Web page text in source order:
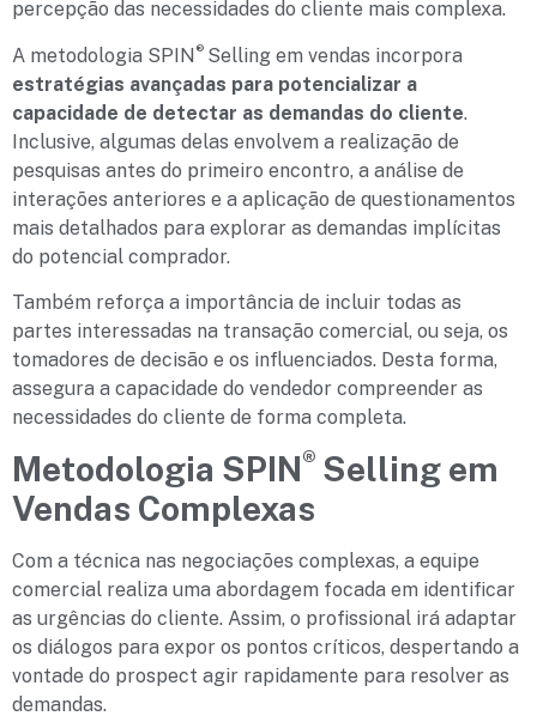
percepção das necessidades do cliente mais complexa.
A metodologia SPIN® Selling em vendas incorpora
estratégias avançadas para potencializar a
capacidade de detectar as demandas do cliente.
Inclusive, algumas delas envolvem a realização de
pesquisas antes do primeiro encontro, a análise de
interações anteriores e a aplicação de questionamentos
mais detalhados para explorar as demandas implícitas
do potencial comprador.
Também reforça a importância de incluir todas as
partes interessadas na transação comercial, ou seja, os
tomadores de decisão e os influenciados. Desta forma,
assegura a capacidade do vendedor compreender as
necessidades do cliente de forma completa.
Metodologia SPIN® Selling em
Vendas Complexas
Com a técnica nas negociações complexas, a equipe
comercial realiza uma abordagem focada em identificar
as urgências do cliente. Assim, o profissional irá adaptar
os diálogos para expor os pontos críticos, despertando a
vontade do prospect agir rapidamente para resolver as
demandas.